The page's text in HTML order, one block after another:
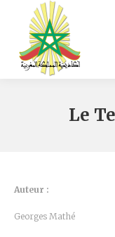
Le
Auteur :
Georges Mathé